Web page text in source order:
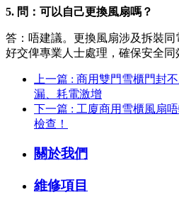
5. 問：可以自己更換風扇嗎？
答：唔建議。更換風扇涉及拆裝
好交俾專業人士處理，確保安全同
上一篇 : 商用雙門雪櫃門封
漏、耗電激增
下一篇 : 工廈商用雪櫃風扇
檢查！
關於我們
維修項目